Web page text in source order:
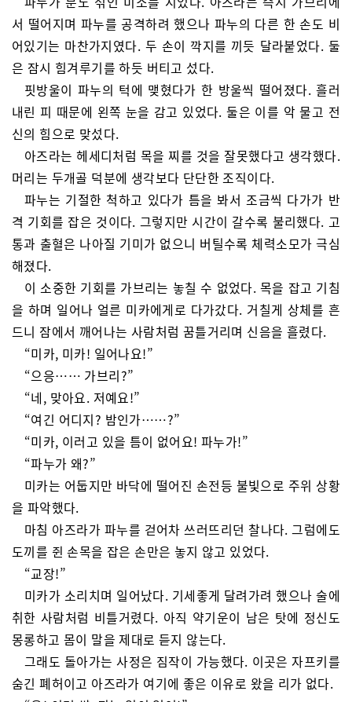
서 떨어지며 파누를 공격하려 했으나 파누의 다른 한 손도 비
어있기는 마찬가지였다. 두 손이 깍지를 끼듯 달라붙었다. 둘
은 잠시 힘겨루기를 하듯 버티고 섰다.
핏방울이 파누의 턱에 맺혔다가 한 방울씩 떨어졌다. 흘러
내린 피 때문에 왼쪽 눈을 감고 있었다. 둘은 이를 악 물고 전
신의 힘으로 맞섰다.
아즈라는 헤세디처럼 목을 찌를 것을 잘못했다고 생각했다.
머리는 두개골 덕분에 생각보다 단단한 조직이다.
파누는 기절한 척하고 있다가 틈을 봐서 조금씩 다가가 반
격 기회를 잡은 것이다. 그렇지만 시간이 갈수록 불리했다. 고
통과 출혈은 나아질 기미가 없으니 버틸수록 체력소모가 극심
해졌다.
이 소중한 기회를 가브리는 놓칠 수 없었다. 목을 잡고 기침
을 하며 일어나 얼른 미카에게로 다가갔다. 거칠게 상체를 흔
드니 잠에서 깨어나는 사람처럼 꿈틀거리며 신음을 흘렸다.
“미카, 미카! 일어나요!”
“으응…… 가브리?”
“네, 맞아요. 저예요!”
“여긴 어디지? 밤인가……?”
“미카, 이러고 있을 틈이 없어요! 파누가!”
“파누가 왜?”
미카는 어둡지만 바닥에 떨어진 손전등 불빛으로 주위 상황
을 파악했다.
마침 아즈라가 파누를 걷어차 쓰러뜨리던 찰나다. 그럼에도
도끼를 쥔 손목을 잡은 손만은 놓지 않고 있었다.
“교장!”
미카가 소리치며 일어났다. 기세좋게 달려가려 했으나 술에
취한 사람처럼 비틀거렸다. 아직 약기운이 남은 탓에 정신도
몽롱하고 몸이 말을 제대로 듣지 않는다.
그래도 돌아가는 사정은 짐작이 가능했다. 이곳은 자프키를
숨긴 폐허이고 아즈라가 여기에 좋은 이유로 왔을 리가 없다.